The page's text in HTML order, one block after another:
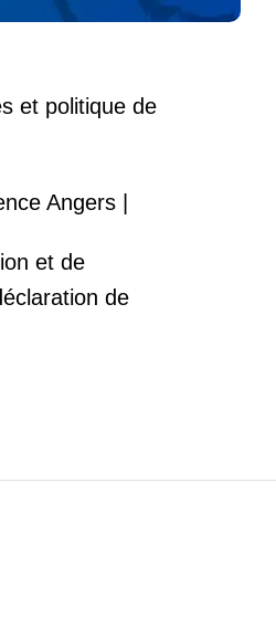
et politique de
Angers |
et de
de